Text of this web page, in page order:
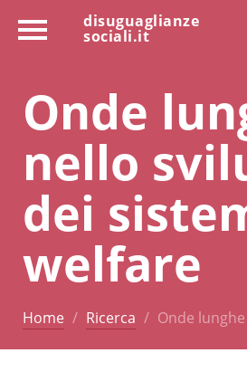
disuguaglianze
sociali.it
Onde
nello
dei
welfare
Home Ricerca Onde